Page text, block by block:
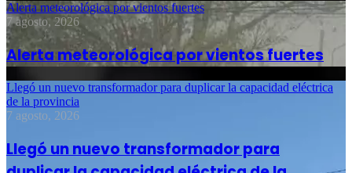
Alerta meteorológica por vientos fuertes
7 agosto, 2026
Alerta meteorológica por vientos fuertes
Llegó un nuevo transformador para duplicar la capacidad eléctrica
de la provincia
7 agosto, 2026
Llegó un nuevo transformador para